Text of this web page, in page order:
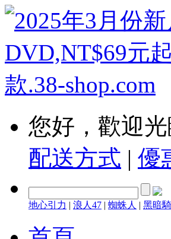
您好，歡迎光
配送方式 | 優
地心引力 | 浪人47 | 蜘蛛人 | 黑暗